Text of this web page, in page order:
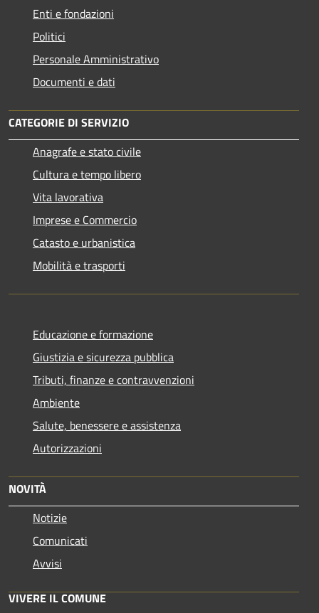
Enti e fondazioni
Politici
Personale Amministrativo
Documenti e dati
CATEGORIE DI SERVIZIO
Anagrafe e stato civile
Cultura e tempo libero
Vita lavorativa
Imprese e Commercio
Catasto e urbanistica
Mobilità e trasporti
Educazione e formazione
Giustizia e sicurezza pubblica
Tributi, finanze e contravvenzioni
Ambiente
Salute, benessere e assistenza
Autorizzazioni
NOVITÀ
Notizie
Comunicati
Avvisi
VIVERE IL COMUNE